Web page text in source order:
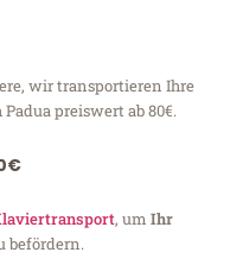
wir transportieren Ihre
Padua preiswert ab 80€.
, um Ihr
befördern.